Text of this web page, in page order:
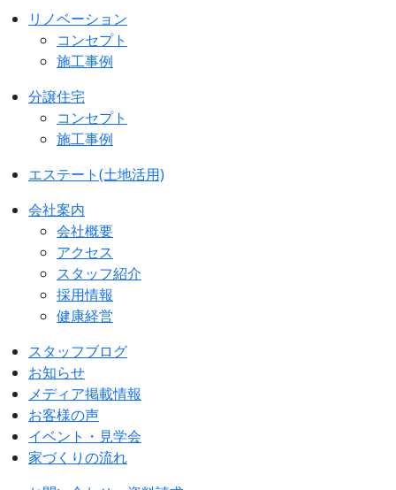
リノベーション
コンセプト
施工事例
分譲住宅
コンセプト
施工事例
エステート(土地活用)
会社案内
会社概要
アクセス
スタッフ紹介
採用情報
健康経営
スタッフブログ
お知らせ
メディア掲載情報
お客様の声
イベント・見学会
家づくりの流れ